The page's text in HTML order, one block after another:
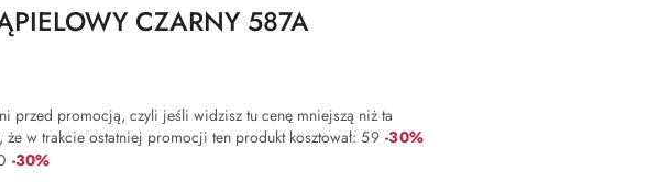
CZARNY 587A
przed promocją, czyli jeśli widzisz tu cenę mniejszą niż ta
że w trakcie ostatniej promocji ten produkt kosztował: 59 Rabat:
-30%
Rabat:
-30%